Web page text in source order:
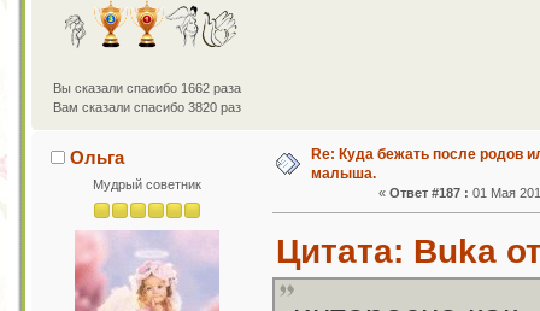
Вы сказали спасибо 1662 раза
Вам сказали спасибо 3820 раз
Ольга
Мудрый советник
Re: Куда бежать после родов
малыша.
«Ответ #187 : 01 Мая
Цитата: Buka